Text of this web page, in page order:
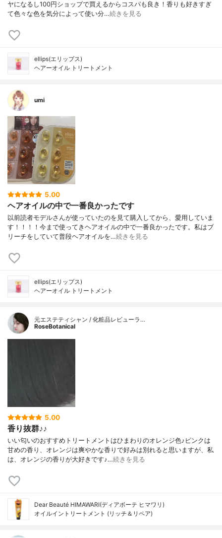
ヤになるし100円ショップで買えるからコスパも良き！香りも好きすぎ
て色々な色を気分によって使い分…続きを見る
ellips(エリップス)
ヘアーオイル トリートメント
umi
5.00
ヘアオイルの中で一番良かったです
以前読者モデルさんが使っていたのを見て購入してから、愛用していま
す！！！！今まで使ってきヘアオイルの中で一番良かったです。私はブ
リーチをしていて普段ヘアオイルを…続きを見る
ellips(エリップス)
ヘアーオイル トリートメント
元エステティシャン / 化粧品レビューラ…
RoseBotanical
5.00
香り抜群♪♪
いい匂いのおすすめトリートメントはひまわりのオレンジ色♪ピンクは
甘めの香り、オレンジは爽やかな香りで好みは別れると思いますが、私
は、オレンジの香りが大好きです♪…続きを見る
Dear Beauté HIMAWARI(ディアボーテ ヒマワリ)
オイルイントリートメント (リッチ＆リペア)